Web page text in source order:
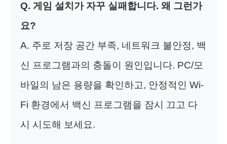
Q. 게임 설치가 자꾸 실패합니다. 왜 그런가
요?
A. 주로 저장 공간 부족, 네트워크 불안정, 백
신 프로그램과의 충돌이 원인입니다. PC/모
바일의 남은 용량을 확인하고, 안정적인 Wi-
Fi 환경에서 백신 프로그램을 잠시 끄고 다
시 시도해 보세요.